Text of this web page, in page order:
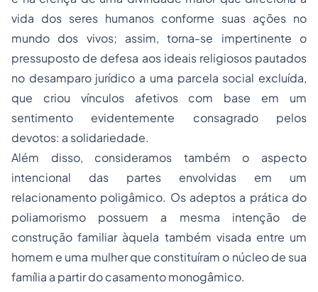
vida dos seres humanos conforme suas ações no
mundo dos vivos; assim, torna-se impertinente o
pressuposto de defesa aos ideais religiosos pautados
no desamparo jurídico a uma parcela social excluída,
que criou vínculos afetivos com base em um
sentimento evidentemente consagrado pelos
devotos: a solidariedade.
Além disso, consideramos também o aspecto
intencional das partes envolvidas em um
relacionamento poligâmico. Os adeptos a prática do
poliamorismo possuem a mesma intenção de
construção familiar àquela também visada entre um
homem e uma mulher que constituíram o núcleo de sua
família a partir do casamento monogâmico.